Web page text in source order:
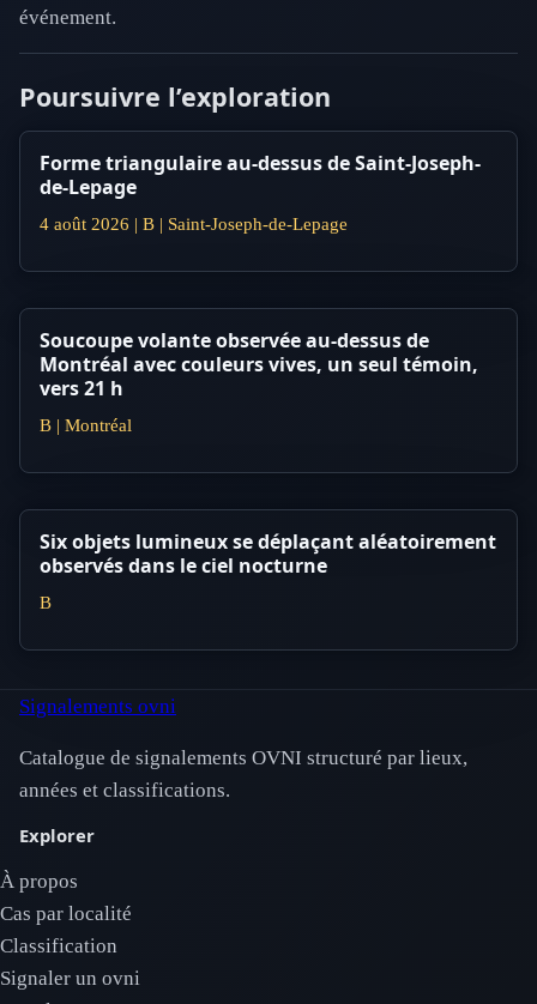
événement.
Poursuivre l’exploration
Forme triangulaire au-dessus de Saint-Joseph-
de-Lepage
4 août 2026 | B | Saint-Joseph-de-Lepage
Soucoupe volante observée au-dessus de
Montréal avec couleurs vives, un seul témoin,
vers 21 h
B | Montréal
Six objets lumineux se déplaçant aléatoirement
observés dans le ciel nocturne
B
Signalements ovni
Catalogue de signalements OVNI structuré par lieux,
années et classifications.
Explorer
À propos
Cas par localité
Classification
Signaler un ovni